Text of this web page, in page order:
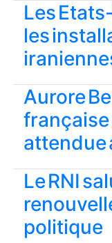
Les
les
Aurore
française
attendue
Le RNI
politique